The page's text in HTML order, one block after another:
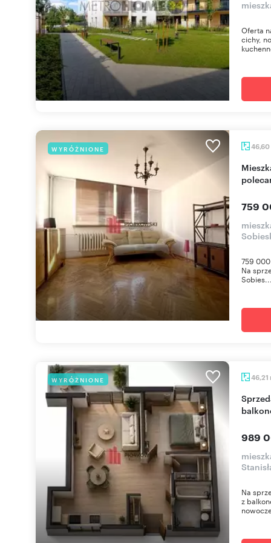
Oferta
cichy,
WYRÓŻNIONE 46,60
Mieszkanie 46,6 m² na Mokotowie, do remontu -
759
759
Na
WYRÓŻNIONE 46,21
Sprzedam 2-pokojowe mieszkanie 46 m² z
989
Na
z